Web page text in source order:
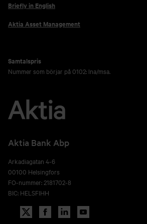
Briefly in English
Aktia Asset Management
Samtalspris
Nummer som börjar på 0102: lna/msa.
Aktia Bank Abp
Arkadiagatan 4-6
00100 Helsingfors
FO-nummer: 2181702-8
BIC: HELSFIHH